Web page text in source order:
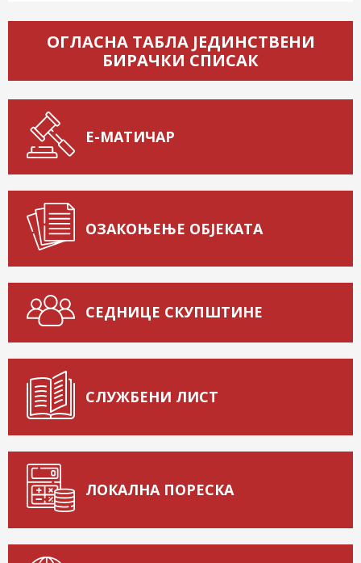
ОГЛАСНА ТАБЛА ЈЕДИНСТВЕНИ
БИРАЧКИ СПИСАК
Е-МАТИЧАР
ОЗАКОЊЕЊЕ ОБЈЕКАТА
СЕДНИЦЕ СКУПШТИНЕ
СЛУЖБЕНИ ЛИСТ
ЛОКАЛНА ПОРЕСКА